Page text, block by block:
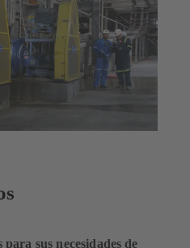
sus necesidades de